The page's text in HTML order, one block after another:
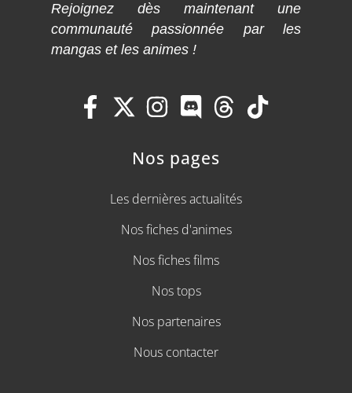
Rejoignez dès maintenant une
communauté passionnée par les
mangas et les animes !
Nos pages
Les dernières actualités
Nos fiches d'animes
Nos fiches films
Nos tops
Nos partenaires
Nous contacter